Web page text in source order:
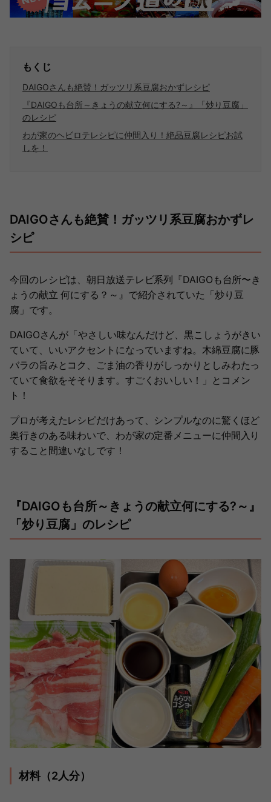
もくじ
DAIGOさんも絶賛！ガッツリ系豆腐おかずレシピ
『DAIGOも台所～きょうの献立何にする?～』「炒り豆腐」
のレシピ
わが家のヘビロテレシピに仲間入り！絶品豆腐レシピお試
しを！
DAIGOさんも絶賛！ガッツリ系豆腐おかずレ
シピ
今回のレシピは、朝日放送テレビ系列『DAIGOも台所〜き
ょうの献立 何にする？～』で紹介されていた「炒り豆
腐」です。
DAIGOさんが「やさしい味なんだけど、黒こしょうがきい
ていて、いいアクセントになっていますね。木綿豆腐に豚
バラの旨みとコク、ごま油の香りがしっかりとしみわたっ
ていて食欲をそそります。すごくおいしい！」とコメン
ト！
プロが考えたレシピだけあって、シンプルなのに驚くほど
奥行きのある味わいで、わが家の定番メニューに仲間入り
すること間違いなしです！
『DAIGOも台所～きょうの献立何にする?～』
「炒り豆腐」のレシピ
材料（2人分）